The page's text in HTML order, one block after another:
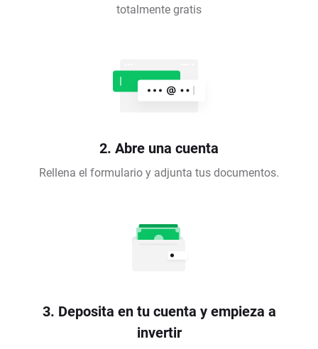
totalmente gratis
2. Abre una cuenta
Rellena el formulario y adjunta tus documentos.
3. Deposita en tu cuenta y empieza a
invertir